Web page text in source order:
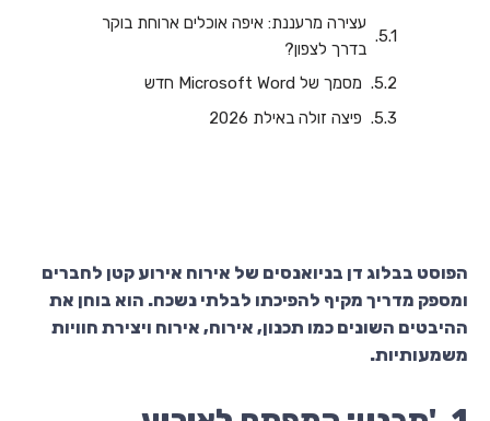
עצירה מרעננת: איפה אוכלים ארוחת בוקר
בדרך לצפון?
‏‏מסמך של Microsoft Word חדש
פיצה זולה באילת 2026
הפוסט בבלוג דן בניואנסים של אירוח אירוע קטן לחברים
ומספק מדריך מקיף להפיכתו לבלתי נשכח. הוא בוחן את
ההיבטים השונים כמו תכנון, אירוח, אירוח ויצירת חוויות
משמעותיות.